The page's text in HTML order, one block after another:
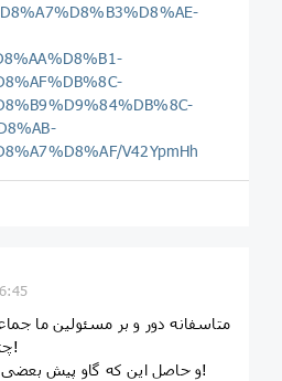
V42YpmHh
متاسفانه دور و بر مسئولین
چتر‌کش و ... جمع شده اند!
و حاصل این که گاو پیش بعضی مسئولین، افلاطون است!